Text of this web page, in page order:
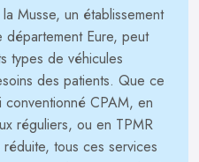
Musse, un établissement
département Eure, peut
types de véhicules
des patients. Que ce
CPAM, en
réguliers, ou en TPMR
tous ces services